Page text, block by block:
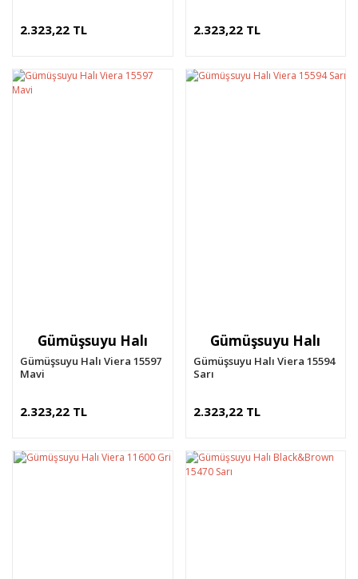
2.323,22 TL 2.323,22 TL
Gümüşsuyu Halı
Gümüşsuyu Halı Viera 15597
Mavi
2.323,22 TL
Gümüşsuyu Halı
Gümüşsuyu Halı Viera 15594
Sarı
2.323,22 TL